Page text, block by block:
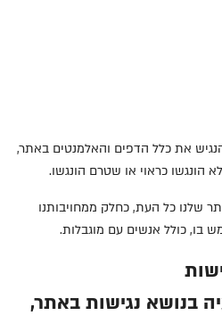
את כלל הדפים והאלמנטים באתר,
הונגשו כראוי או שטרם הונגשו.
שלנו כל העת, כחלק ממחויבותנו
בו, כולל אנשים עם מוגבלות.
בנושא נגישות באתר,